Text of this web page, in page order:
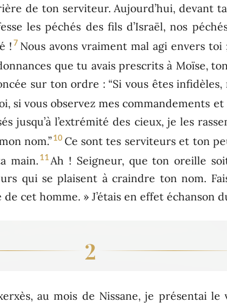
de ton serviteur. Aujourd’hui, devant
les péchés des fils d’Israël, nos
!7 Nous avons vraiment mal agi envers toi
que tu avais prescrits à Moïse,
sur ton ordre : “Si vous êtes
si vous observez mes commandements
jusqu’à l’extrémité des cieux, je les
nom.”10Ce sont tes serviteurs et ton
main. 11 Ah ! Seigneur, que ton oreille
qui se plaisent à craindre ton nom.
cet homme. » J’étais en effet échanson
2
au mois de Nissane, je présentai le